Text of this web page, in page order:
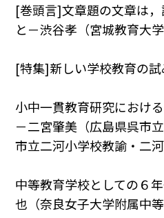
[巻頭言]文章題の文章は
と－渋谷孝（宮城教育大
[特集]新しい学校教育の試
小中一貫教育研究におけ
－二宮肇美（広島県呉市
市立二河小学校教諭・二
中等教育学校としての６
也（奈良女子大学附属中等